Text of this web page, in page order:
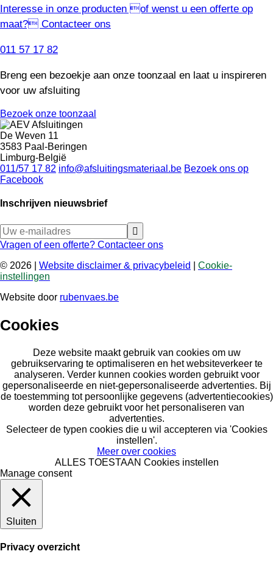
Interesse in onze producten of wenst u een offerte op
maat? Contacteer ons
011 57 17 82
Breng een bezoekje aan onze toonzaal en laat u inspireren
voor uw afsluiting
Bezoek onze toonzaal
De Weven 11
3583 Paal-Beringen
Limburg-België
011/57 17 82 info@afsluitingsmateriaal.be Bezoek ons op
Facebook
Inschrijven nieuwsbrief
Vragen of een offerte? Contacteer ons
© 2026 | Website disclaimer & privacybeleid
Cookie-
instellingen
Website door rubenvaes.be
Cookies
Deze website maakt gebruik van cookies om uw
gebruikservaring te optimaliseren en het websiteverkeer te
analyseren. Verder kunnen cookies worden gebruikt voor
gepersonaliseerde en niet-gepersonaliseerde advertenties. Bij
de toestemming tot persoonlijke gegevens (advertentiecookies)
worden deze gebruikt voor het personaliseren van
advertenties.
Selecteer de typen cookies die u wil accepteren via 'Cookies
instellen'.
Meer over cookies
ALLES TOESTAAN Cookies instellen
Manage consent
Sluiten
Privacy overzicht